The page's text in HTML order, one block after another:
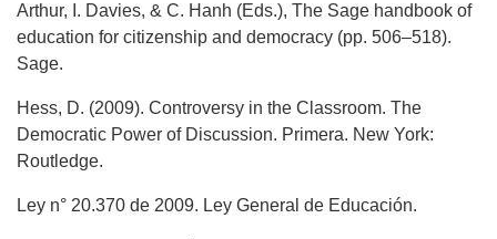
Arthur, I. Davies, & C. Hanh (Eds.), The Sage handbook of
education for citizenship and democracy (pp. 506–518).
Sage.
Hess, D. (2009). Controversy in the Classroom. The
Democratic Power of Discussion. Primera. New York:
Routledge.
Ley n° 20.370 de 2009. Ley General de Educación.